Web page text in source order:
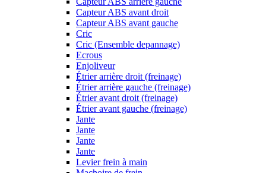
Capteur ABS avant droit
Capteur ABS avant gauche
Cric
Cric (Ensemble depannage)
Ecrous
Enjoliveur
Étrier arrière droit (freinage)
Étrier arrière gauche (freinage)
Étrier avant droit (freinage)
Étrier avant gauche (freinage)
Jante
Jante
Jante
Jante
Levier frein à main